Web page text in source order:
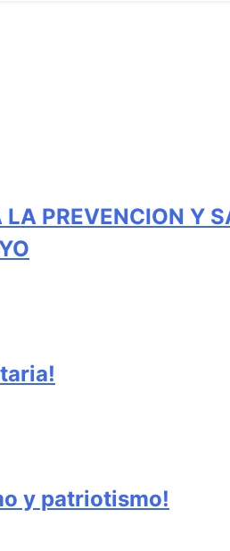
PREVENCION Y
y patriotismo!